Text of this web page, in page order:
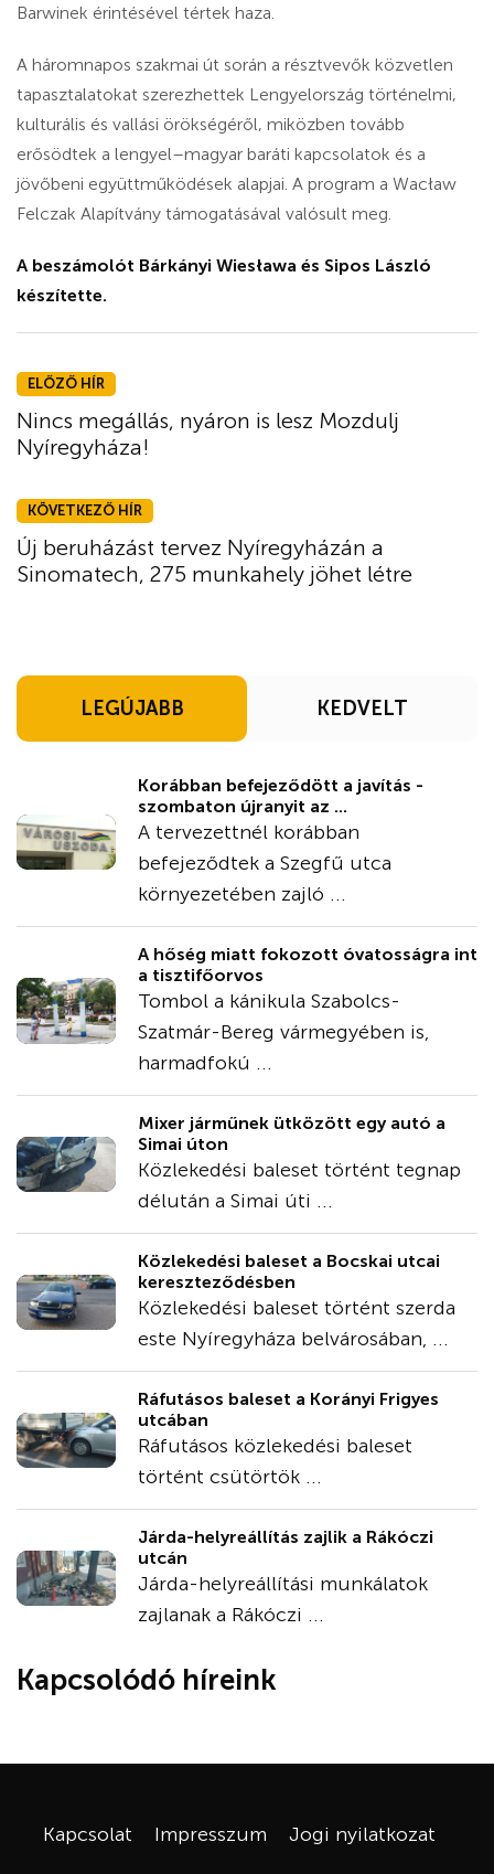
Barwinek érintésével tértek haza.
A háromnapos szakmai út során a résztvevők közvetlen
tapasztalatokat szerezhettek Lengyelország történelmi,
kulturális és vallási örökségéről, miközben tovább
erősödtek a lengyel–magyar baráti kapcsolatok és a
jövőbeni együttműködések alapjai. A program a Wacław
Felczak Alapítvány támogatásával valósult meg.
A beszámolót Bárkányi Wiesława és Sipos László
készítette.
ELŐZŐ HÍR
Nincs megállás, nyáron is lesz Mozdulj
Nyíregyháza!
KÖVETKEZŐ HÍR
Új beruházást tervez Nyíregyházán a
Sinomatech, 275 munkahely jöhet létre
LEGÚJABB KEDVELT
Korábban befejeződött a javítás -
szombaton újranyit az ...
A tervezettnél korábban
befejeződtek a Szegfű utca
környezetében zajló ...
A hőség miatt fokozott óvatosságra int
a tisztifőorvos
Tombol a kánikula Szabolcs-
Szatmár-Bereg vármegyében is,
harmadfokú ...
Mixer járműnek ütközött egy autó a
Simai úton
Közlekedési baleset történt tegnap
délután a Simai úti ...
Közlekedési baleset a Bocskai utcai
kereszteződésben
Közlekedési baleset történt szerda
este Nyíregyháza belvárosában, ...
Ráfutásos baleset a Korányi Frigyes
utcában
Ráfutásos közlekedési baleset
történt csütörtök ...
Járda-helyreállítás zajlik a Rákóczi
utcán
Járda-helyreállítási munkálatok
zajlanak a Rákóczi ...
Kapcsolódó híreink
Kapcsolat Impresszum Jogi nyilatkozat